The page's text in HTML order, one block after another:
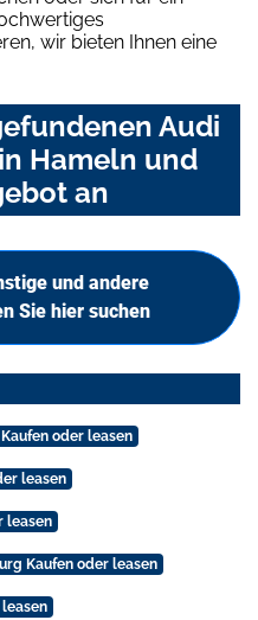
wir bieten Ihnen eine
Audi
Hameln und
an
und andere
Sie hier suchen
oder leasen
leasen
leasen
Kaufen oder leasen